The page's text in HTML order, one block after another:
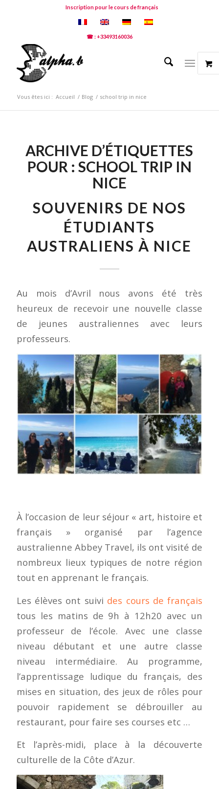
Inscription pour le cours de français
☎ : +33493160036
Vous êtes ici : Accueil / Blog / school trip in nice
ARCHIVE D’ÉTIQUETTES
POUR : SCHOOL TRIP IN
NICE
SOUVENIRS DE NOS
ÉTUDIANTS
AUSTRALIENS À NICE
Au mois d’Avril nous avons été très
heureux de recevoir une nouvelle classe
de jeunes australiennes avec leurs
professeurs.
À l’occasion de leur séjour « art, histoire et
français » organisé par l’agence
australienne Abbey Travel, ils ont visité de
nombreux lieux typiques de notre région
tout en apprenant le français.
Les élèves ont suivi des cours de français
tous les matins de 9h à 12h20 avec un
professeur de l’école. Avec une classe
niveau débutant et une autre classe
niveau intermédiaire. Au programme,
l’apprentissage ludique du français, des
mises en situation, des jeux de rôles pour
pouvoir rapidement se débrouiller au
restaurant, pour faire ses courses etc …
Et l’après-midi, place à la découverte
culturelle de la Côte d’Azur.